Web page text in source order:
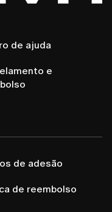
de ajuda
e
de adesão
de reembolso